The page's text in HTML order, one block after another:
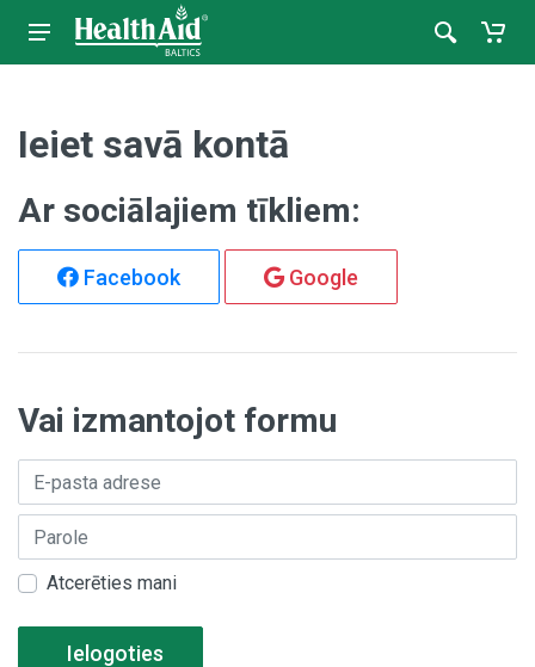
Ieiet savā kontā
Ar sociālajiem tīkliem:
Facebook Google
Vai izmantojot formu
Atcerēties mani
Ielogoties